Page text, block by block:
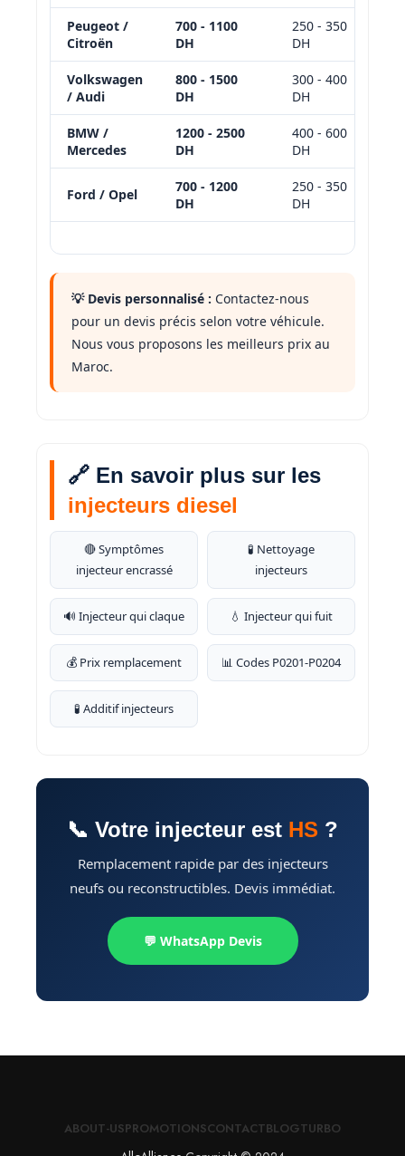
Peugeot /
Citroën
700 - 1100
DH
250 - 350
DH
Volkswagen
/ Audi
800 - 1500
DH
300 - 400
DH
BMW /
Mercedes
1200 - 2500
DH
400 - 600
DH
Ford / Opel
700 - 1200
DH
250 - 350
DH
💡 Devis personnalisé : Contactez-nous
pour un devis précis selon votre véhicule.
Nous vous proposons les meilleurs prix au
Maroc.
🔗 En savoir plus sur les
injecteurs diesel
🔴 Symptômes
injecteur encrassé
🧪 Nettoyage
injecteurs
🔊 Injecteur qui claque 💧 Injecteur qui fuit
💰 Prix remplacement 📊 Codes P0201-P0204
🧪 Additif injecteurs
📞 Votre injecteur est HS ?
Remplacement rapide par des injecteurs
neufs ou reconstructibles. Devis immédiat.
💬 WhatsApp Devis
ABOUT-USPROMOTIONSCONTACTBLOGTURBO